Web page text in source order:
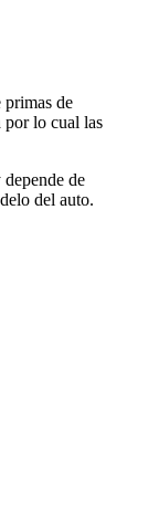
primas de
por lo cual las
de
del auto.